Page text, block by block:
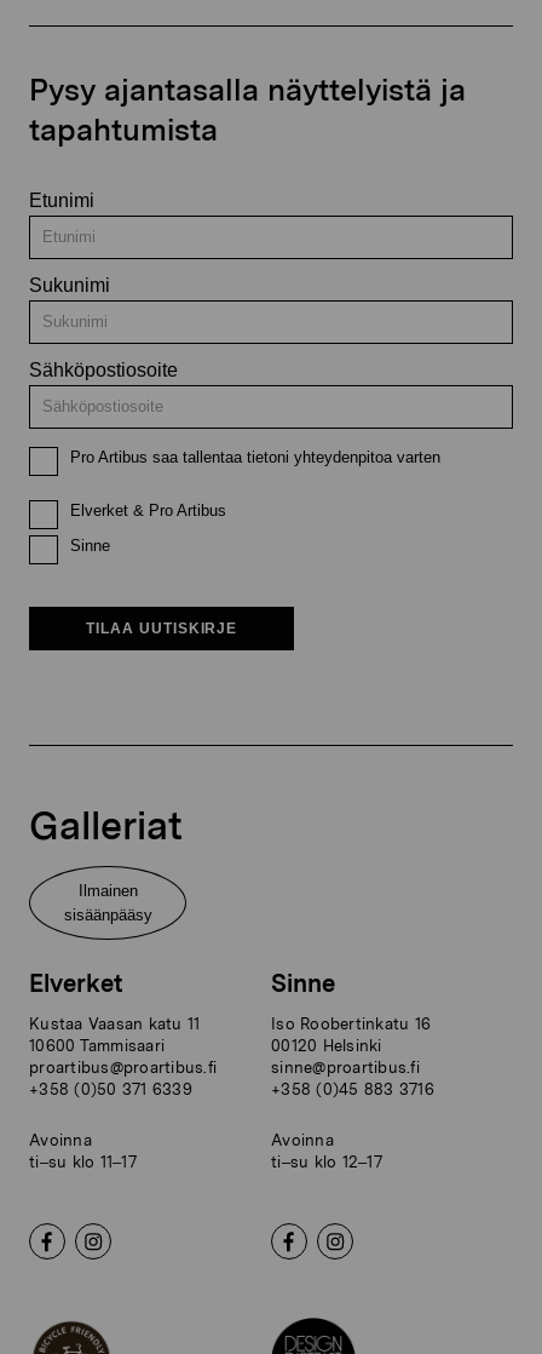
Pysy ajantasalla näyttelyistä ja
tapahtumista
Etunimi
Sukunimi
Sähköpostiosoite
Pro Artibus saa tallentaa tietoni yhteydenpitoa varten
Elverket & Pro Artibus
Sinne
TILAA UUTISKIRJE
Galleriat
Ilmainen
sisäänpääsy
Elverket
Kustaa Vaasan katu 11
10600 Tammisaari
proartibus@proartibus.fi
+358 (0)50 371 6339
Avoinna
ti–su klo 11–17
Sinne
Iso Roobertinkatu 16
00120 Helsinki
sinne@proartibus.fi
+358 (0)45 883 3716
Avoinna
ti–su klo 12–17